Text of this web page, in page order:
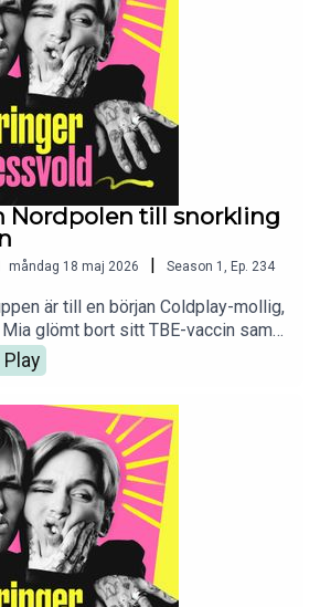
Anna SpolanderProducent:
Mikael Solkulle, Anna
Zimmergren
Nordpolen till snorkling
måndag 18 maj 2026 | Season 1 , Ep. 234
är till en början Coldplay-mollig,
glömt bort sitt TBE-vaccin samt
i en morgon som till en början var
minsta detalj. Hampus leker jul i
sig obehindrat mellan radhus och
Seglingen närmar sig och båtens
positiva besked men busa inte
då får du en drill!!Medverkande:
& Hampus NessvoldProducent:
Mikael Solkulle &
Play